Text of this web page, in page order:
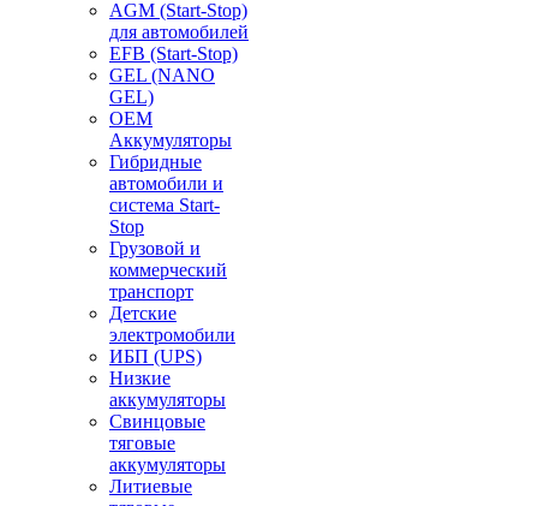
AGM (Start-Stop)
для автомобилей
EFB (Start-Stop)
GEL (NANO
GEL)
OEM
Аккумуляторы
Гибридные
автомобили и
система Start-
Stop
Грузовой и
коммерческий
транспорт
Детские
электромобили
ИБП (UPS)
Низкие
аккумуляторы
Свинцовые
тяговые
аккумуляторы
Литиевые